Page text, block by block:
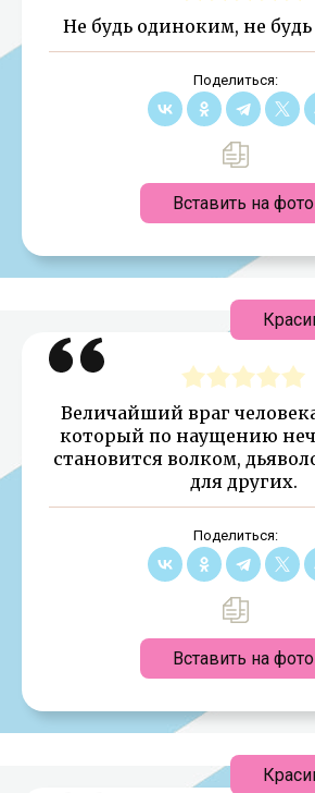
Не будь одиноким, не
Поделиться:
Вставить на фото
Величайший враг
который по наущению
становится волком,
для других.
Поделиться:
Вставить на фото